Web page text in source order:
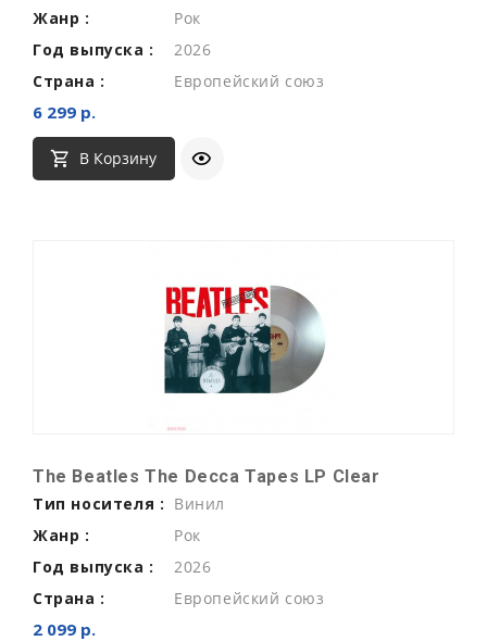
Жанр :
Рок
Год выпуска :
2026
Страна :
Европейский союз
6 299 р.
В Корзину
The Beatles The Decca Tapes LP Clear
Тип носителя : Винил
Жанр :
Рок
Год выпуска :
2026
Страна :
Европейский союз
2 099 р.